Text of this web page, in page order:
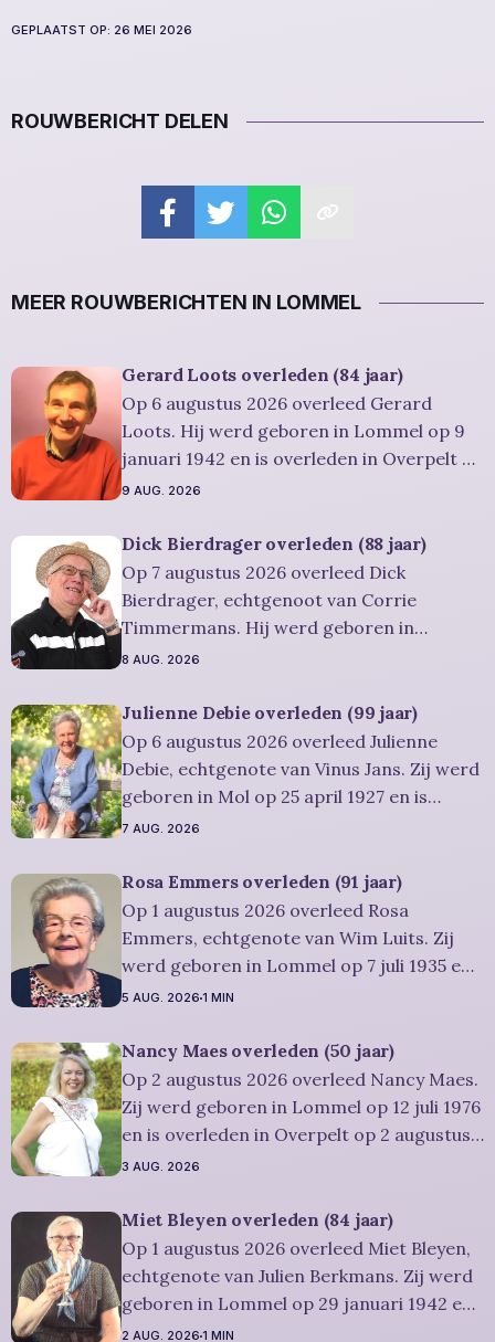
GEPLAATST OP: 26 MEI 2026
ROUWBERICHT DELEN
MEER ROUWBERICHTEN IN LOMMEL
Gerard Loots overleden (84 jaar)
Op 6 augustus 2026 overleed Gerard
Loots. Hij werd geboren in Lommel op 9
januari 1942 en is overleden in Overpelt op
6 augustus 2026. Hij was woonachtig in
Severens: Condoleren
9 AUG. 2026
Dick Bierdrager overleden (88 jaar)
Op 7 augustus 2026 overleed Dick
Bierdrager, echtgenoot van Corrie
Timmermans. Hij werd geboren in
AMSTERDAM op 12 oktober 1937 en is
Hij was woonachtig in Lommel en werd 88
jaar. Rouwbericht Severens: Er zal een
herdenkingsdienst gehouden worden op
vrijdag 14 augustus
8 AUG. 2026
Julienne Debie overleden (99 jaar)
Op 6 augustus 2026 overleed Julienne
Debie, echtgenote van Vinus Jans. Zij werd
geboren in Mol op 25 april 1927 en is
overleden in Lommel op 6 augustus 2026.
jaar. Rouwbericht Severens: Er is
gelegenheid om in alle rust en stilte
persoonlijk
7 AUG. 2026
Rosa Emmers overleden (91 jaar)
Op 1 augustus 2026 overleed Rosa
Emmers, echtgenote van Wim Luits. Zij
werd geboren in Lommel op 7 juli 1935 en
is overleden in Leopoldsburg op 1
Leopoldsburg en werd 91 jaar.
Rouwbericht Severens: De
afscheidsplechtigheid van Rosa zal in
intieme kring plaatsvinden. Er
5 AUG. 2026 1 MIN
Nancy Maes overleden (50 jaar)
Op 2 augustus 2026 overleed Nancy Maes.
Zij werd geboren in Lommel op 12 juli 1976
en is overleden in Overpelt op 2 augustus
2026. Ze was woonachtig in Lommel en
afscheidsplechtigheid vindt plaats in
besloten kring. Er is gelegenheid om in alle
rust
3 AUG. 2026
Miet Bleyen overleden (84 jaar)
Op 1 augustus 2026 overleed Miet Bleyen,
echtgenote van Julien Berkmans. Zij werd
geboren in Lommel op 29 januari 1942 en
is overleden in Lommel op 1 augustus
2 AUG. 2026 1 MIN